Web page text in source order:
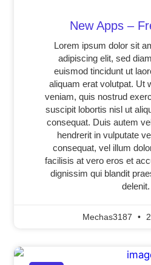
New Apps –
Lorem ipsum dolor sit
adipiscing elit, sed
euismod tincidunt ut
aliquam erat volutpat. Ut
veniam, quis nostrud
suscipit lobortis nisl ut
consequat. Duis autem
hendrerit in vulputate
consequat, vel illum
facilisis at vero eros et
dignissim qui blandit
delenit.
Mechas3187